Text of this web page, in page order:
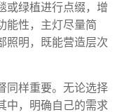
或绿植进行点缀，增
能性，主灯尽量简
照明，既能营造层次
同样重要。无论选择
中，明确自己的需求